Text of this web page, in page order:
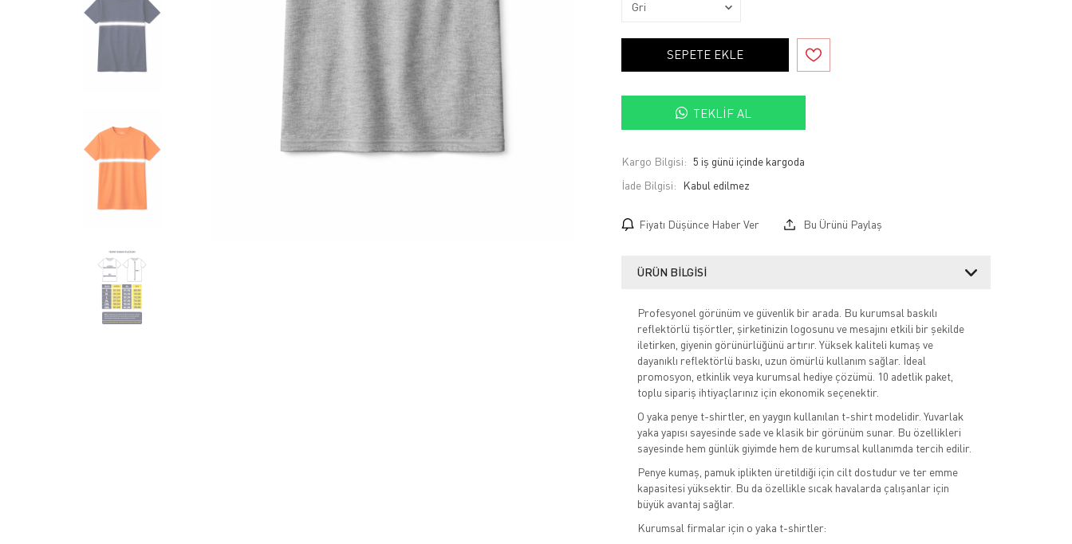
SEPETE EKLE
TEKLIF AL
Kargo Bilgisi: 5 iş günü içinde kargoda
İade Bilgisi:
Fiyatı Düşünce Haber Ver Bu Ürünü Paylaş
ÜRÜN BILGISI
Profesyonel görünüm ve güvenlik bir arada. Bu kurumsal baskılı
reflektörlü tişörtler, şirketinizin logosunu ve mesajını etkili bir şekilde
iletirken, giyenin görünürlüğünü artırır. Yüksek kaliteli kumaş ve
dayanıklı reflektörlü baskı, uzun ömürlü kullanım sağlar. İdeal
promosyon, etkinlik veya kurumsal hediye çözümü. 10 adetlik paket,
toplu sipariş ihtiyaçlarınız için ekonomik seçenektir.
O yaka penye t-shirtler, en yaygın kullanılan t-shirt modelidir. Yuvarlak
yaka yapısı sayesinde sade ve klasik bir görünüm sunar. Bu özellikleri
sayesinde hem günlük giyimde hem de kurumsal kullanımda tercih edilir.
Penye kumaş, pamuk iplikten üretildiği için cilt dostudur ve ter emme
kapasitesi yüksektir. Bu da özellikle sıcak havalarda çalışanlar için
büyük avantaj sağlar.
Kurumsal firmalar için o yaka t-shirtler: